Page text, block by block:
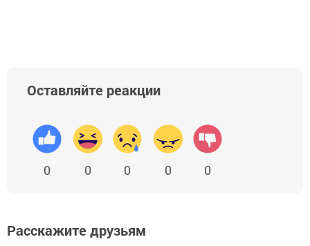
Оставляйте реакции
0 0 0 0 0
Расскажите друзьям